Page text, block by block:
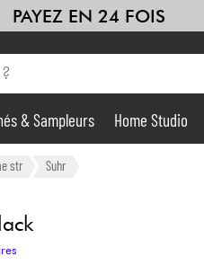
PAYEZ EN 24 FOIS
& Sampleurs Home Studio
str Suhr